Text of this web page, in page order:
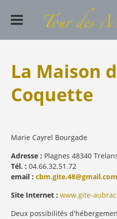
La Maison
Coquette
Marie Cayrel Bourgade
Adresse : Plagnes 48340
Tél. : 04.66.32.51.72
email :cbm.gite.48@gmail.com
Site Internet : www.gite-
Deux possibilités